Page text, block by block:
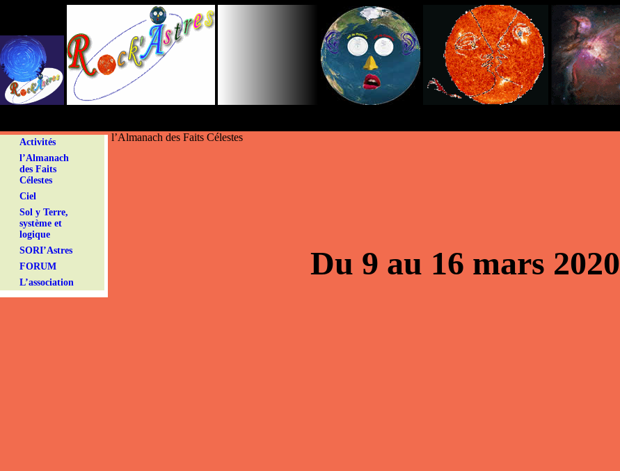
Activités
l’Almanach
des Faits
Célestes
Ciel
Sol y Terre,
système et
logique
SORI’Astres
FORUM
L’association
l’Almanach des Faits Célestes
Du 9 au 16 mars 2020
Panneau de gestion des cookies